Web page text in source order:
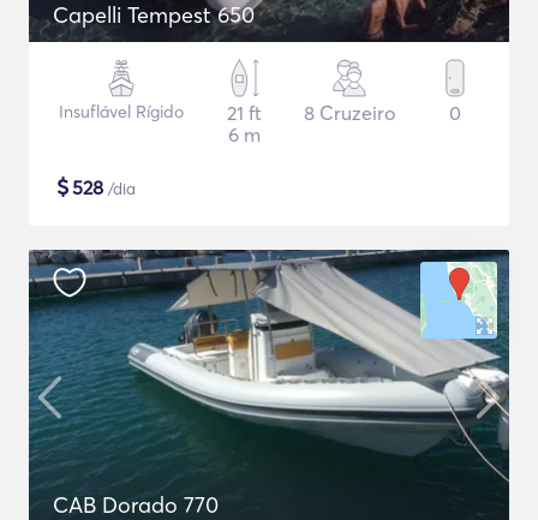
Capelli Tempest 650
Insuflável Rígido
21 ft
6 m
8 Cruzeiro 0
$528 /dia
CAB Dorado 770